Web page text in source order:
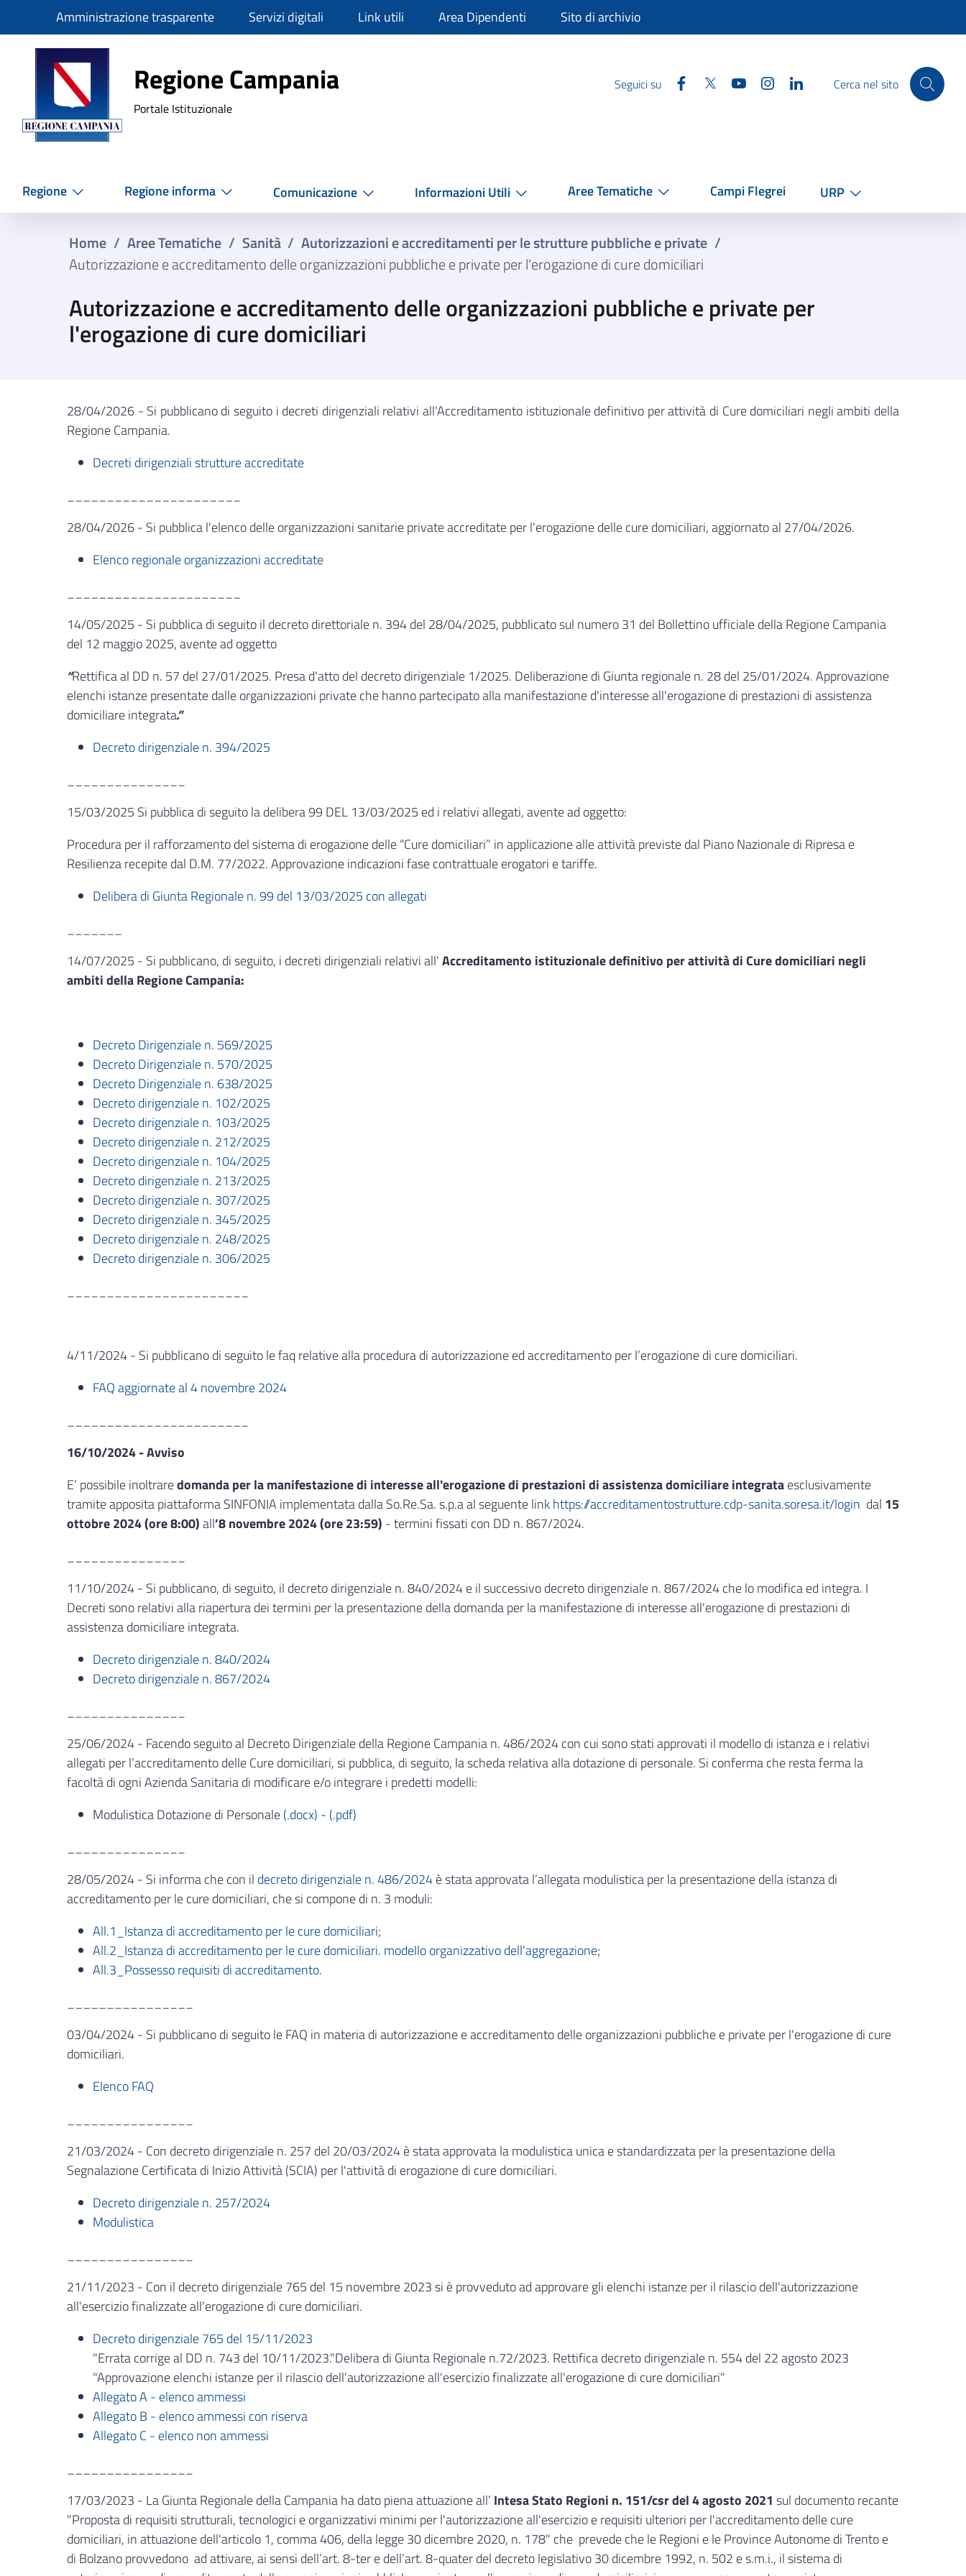
SlimAmministrazione trasparente Servizi digitali Link utili Area Dipendenti Sito di archivio
Regione Campania
Regione Campania
Portale Istituzionale
Seguici su Facebook
Twitter YouTube InstagramLinkedinCerca nel sito
Regione Regione informa Comunicazione Informazioni Utili Aree Tematiche Campi Flegrei URP
Home / Aree Tematiche / Sanità / Autorizzazioni e accreditamenti per le strutture pubbliche e private /
Autorizzazione e accreditamento delle organizzazioni pubbliche e private per l'erogazione di cure domiciliari
Autorizzazione e accreditamento delle organizzazioni pubbliche e private per
l'erogazione di cure domiciliari
28/04/2026 - Si pubblicano di seguito i decreti dirigenziali relativi all'Accreditamento istituzionale definitivo per attività di Cure domiciliari negli ambiti della
Regione Campania.
Decreti dirigenziali strutture accreditate
28/04/2026 - Si pubblica l'elenco delle organizzazioni sanitarie private accreditate per l'erogazione delle cure domiciliari, aggiornato al 27/04/2026.
Elenco regionale organizzazioni accreditate
14/05/2025 - Si pubblica di seguito il decreto direttoriale n. 394 del 28/04/2025, pubblicato sul numero 31 del Bollettino ufficiale della Regione Campania
del 12 maggio 2025, avente ad oggetto
“Rettifica al DD n. 57 del 27/01/2025. Presa d'atto del decreto dirigenziale 1/2025. Deliberazione di Giunta regionale n. 28 del 25/01/2024. Approvazione
elenchi istanze presentate dalle organizzazioni private che hanno partecipato alla manifestazione d'interesse all'erogazione di prestazioni di assistenza
domiciliare integrata.”
Decreto dirigenziale n. 394/2025
15/03/2025 Si pubblica di seguito la delibera 99 DEL 13/03/2025 ed i relativi allegati, avente ad oggetto:
Procedura per il rafforzamento del sistema di erogazione delle “Cure domiciliari” in applicazione alle attività previste dal Piano Nazionale di Ripresa e
Resilienza recepite dal D.M. 77/2022. Approvazione indicazioni fase contrattuale erogatori e tariffe.
Delibera di Giunta Regionale n. 99 del 13/03/2025 con allegati
14/07/2025 - Si pubblicano, di seguito, i decreti dirigenziali relativi all'Accreditamento istituzionale definitivo per attività di Cure domiciliari negli
ambiti della Regione Campania:
Decreto Dirigenziale n. 569/2025
Decreto Dirigenziale n. 570/2025
Decreto Dirigenziale n. 638/2025
Decreto dirigenziale n. 102/2025
Decreto dirigenziale n. 103/2025
Decreto dirigenziale n. 212/2025
Decreto dirigenziale n. 104/2025
Decreto dirigenziale n. 213/2025
Decreto dirigenziale n. 307/2025
Decreto dirigenziale n. 345/2025
Decreto dirigenziale n. 248/2025
Decreto dirigenziale n. 306/2025
4/11/2024 - Si pubblicano di seguito le faq relative alla procedura di autorizzazione ed accreditamento per l’erogazione di cure domiciliari.
FAQ aggiornate al 4 novembre 2024
16/10/2024 - Avviso
E’ possibile inoltraredomanda per la manifestazione di interesse all'erogazione di prestazioni di assistenza domiciliare integrataesclusivamente
tramite apposita piattaforma SINFONIA implementata dalla So.Re.Sa. s.p.a al seguente linkhttps://accreditamentostrutture.cdp-sanita.soresa.it/login dal 15
ottobre 2024 (ore 8:00)all’8 novembre 2024 (ore 23:59) - termini fissati con DD n. 867/2024.
11/10/2024 - Si pubblicano, di seguito, il decreto dirigenziale n. 840/2024 e il successivo decreto dirigenziale n. 867/2024 che lo modifica ed integra. I
Decreti sono relativi alla riapertura dei termini per la presentazione della domanda per la manifestazione di interesse all'erogazione di prestazioni di
assistenza domiciliare integrata.
Decreto dirigenziale n. 840/2024
Decreto dirigenziale n. 867/2024
25/06/2024 - Facendo seguito al Decreto Dirigenziale della Regione Campania n. 486/2024 con cui sono stati approvati il modello di istanza e i relativi
allegati per l’accreditamento delle Cure domiciliari, si pubblica, di seguito, la scheda relativa alla dotazione di personale. Si conferma che resta ferma la
facoltà di ogni Azienda Sanitaria di modificare e/o integrare i predetti modelli:
Modulistica Dotazione di Personale(.docx) - (.pdf)
28/05/2024 - Si informa che con il decreto dirigenziale n. 486/2024è stata approvata l’allegata modulistica per la presentazione della istanza di
accreditamento per le cure domiciliari, che si compone di n. 3 moduli:
All.1_Istanza di accreditamento per le cure domiciliari;
All.2_Istanza di accreditamento per le cure domiciliari. modello organizzativo dell’aggregazione;
All.3_Possesso requisiti di accreditamento.
03/04/2024 - Si pubblicano di seguito le FAQ in materia di autorizzazione e accreditamento delle organizzazioni pubbliche e private per l'erogazione di cure
domiciliari.
Elenco FAQ
21/03/2024 - Con decreto dirigenziale n. 257 del 20/03/2024 è stata approvata la modulistica unica e standardizzata per la presentazione della
Segnalazione Certificata di Inizio Attività (SCIA) per l'attività di erogazione di cure domiciliari.
Decreto dirigenziale n. 257/2024
Modulistica
21/11/2023 - Con il decreto dirigenziale 765 del 15 novembre 2023 si è provveduto ad approvare gli elenchi istanze per il rilascio dell'autorizzazione
all'esercizio finalizzate all'erogazione di cure domiciliari.
Decreto dirigenziale 765 del 15/11/2023
"Errata corrige al DD n. 743 del 10/11/2023."Delibera di Giunta Regionale n.72/2023. Rettifica decreto dirigenziale n. 554 del 22 agosto 2023
"Approvazione elenchi istanze per il rilascio dell'autorizzazione all'esercizio finalizzate all'erogazione di cure domiciliari"
Allegato A - elenco ammessi
Allegato B - elenco ammessi con riserva
Allegato C - elenco non ammessi
17/03/2023 - La Giunta Regionale della Campania ha dato piena attuazione all’ Intesa Stato Regioni n. 151/csr del 4 agosto 2021 sul documento recante
"Proposta di requisiti strutturali, tecnologici e organizzativi minimi per l'autorizzazione all'esercizio e requisiti ulteriori per l'accreditamento delle cure
domiciliari, in attuazione dell'articolo 1, comma 406, della legge 30 dicembre 2020, n. 178" che prevede che le Regioni e le Province Autonome di Trento e
di Bolzano provvedono ad attivare, ai sensi dell’art. 8-ter e dell’art. 8-quater del decreto legislativo 30 dicembre 1992, n. 502 e s.m.i., il sistema di